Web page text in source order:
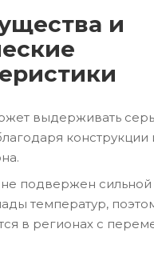
и
выдерживать
конструкции
подвержен
температур,
в регионах с